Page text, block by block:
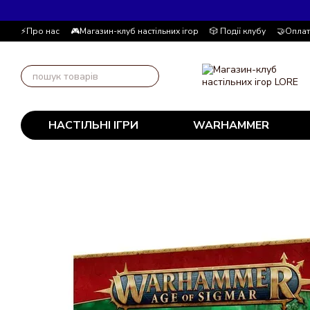
⚡Про нас 🎮Магазин-клуб настільних ігор 🎲 Події клубу
📚Блог
Автор блогу 📰 Угода користувача 💸
НАСТІЛЬНІ ІГРИ WARHAMMER